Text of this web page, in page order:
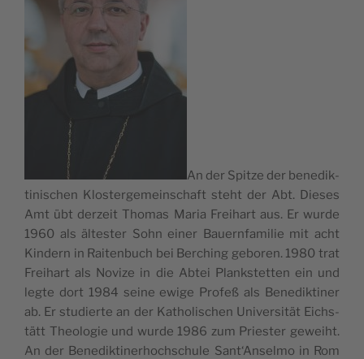
An der Spitze der bene­dik­
ti­nis­chen Klos­ter­ge­meins­chaft steht der Abt. Die­ses
Amt übt der­zeit Tho­mas Maria Freihart aus. Er wur­de
1960 als ältes­ter Sohn einer Bauern­fa­mi­lie mit acht
Kin­dern in Rai­ten­buch bei Ber­ching gebo­ren. 1980 trat
Freihart als Novi­ze in die Abtei Planks­tet­ten ein und
leg­te dort 1984 sei­ne ewi­ge Pro­feß als Bene­dik­ti­ner
ab. Er stu­dier­te an der Katho­lis­chen Uni­ver­si­tät Eichs­
tätt Theo­lo­gie und wur­de 1986 zum Pries­ter geweiht.
An der Bene­dik­ti­nerhochs­chu­le Sant‘Anselmo in Rom